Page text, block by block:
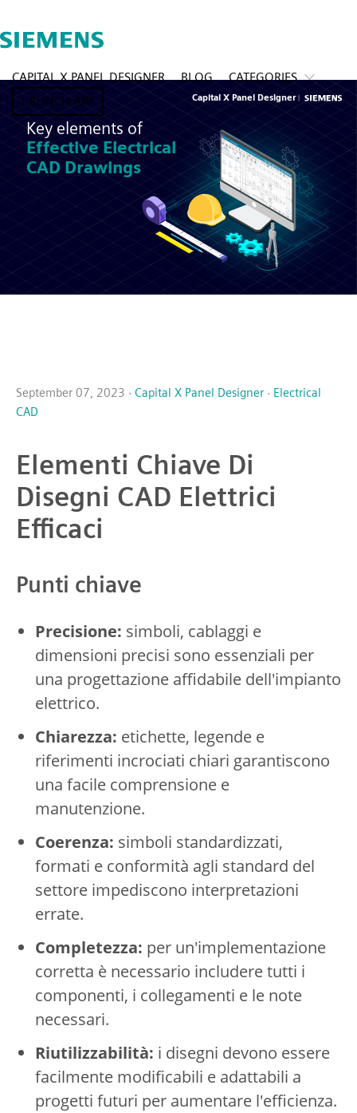
CAPITAL X PANEL DESIGNER BLOG
CATEGORIES
LAUNCH APP
September 07, 2023 · Capital X Panel Designer · Electrical
CAD
Elementi Chiave Di
Disegni CAD Elettrici
Efficaci
Punti chiave
Precisione: simboli, cablaggi e
dimensioni precisi sono essenziali per
una progettazione affidabile dell'impianto
elettrico.
Chiarezza: etichette, legende e
riferimenti incrociati chiari garantiscono
una facile comprensione e
manutenzione.
Coerenza: simboli standardizzati,
formati e conformità agli standard del
settore impediscono interpretazioni
errate.
Completezza: per un'implementazione
corretta è necessario includere tutti i
componenti, i collegamenti e le note
necessari.
Riutilizzabilità: i disegni devono essere
facilmente modificabili e adattabili a
progetti futuri per aumentare l'efficienza.